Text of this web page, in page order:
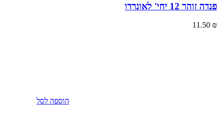
פנדה זוהר 12 יחי' לאונרדו
11.50 ₪
הוספה לסל